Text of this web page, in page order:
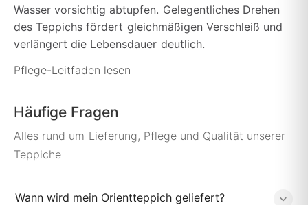
Wasser vorsichtig abtupfen. Gelegentliches Drehen
des Teppichs fördert gleichmäßigen Verschleiß und
verlängert die Lebensdauer deutlich.
Pflege-Leitfaden lesen
Häufige Fragen
Alles rund um Lieferung, Pflege und Qualität unserer
Teppiche
Wann wird mein Orientteppich geliefert?